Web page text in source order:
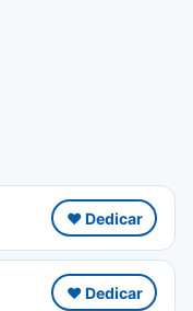
❤️ Dedicar
❤️ Dedicar